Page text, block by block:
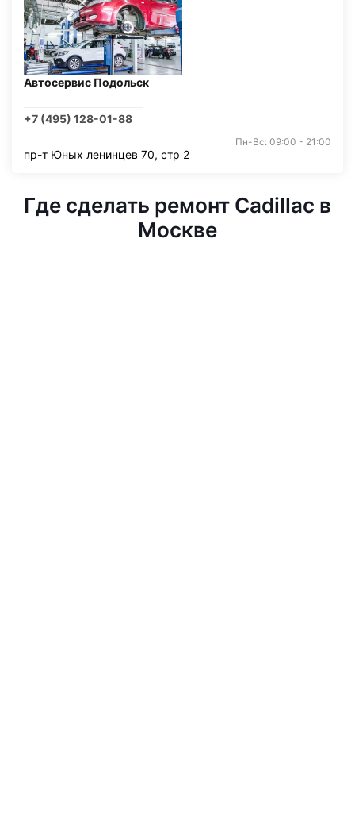
Автосервис Подольск
+7 (495) 128-01-88
Пн-Вс: 09:00 - 21:00
пр-т Юных ленинцев 70, стр 2
Где сделать ремонт Cadillac в
Москве